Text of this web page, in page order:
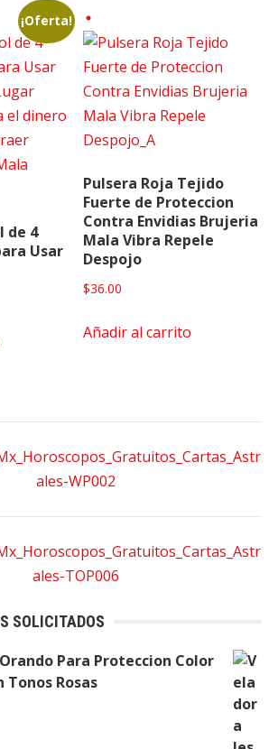
¡Oferta!
de 4
Usar
Pulsera Roja Tejido
Fuerte de Proteccion
Contra Envidias Brujeria
Mala Vibra Repele
Despojo
$36.00
Añadir al carrito
SOLICITADOS
Para Proteccion Color
Tonos Rosas